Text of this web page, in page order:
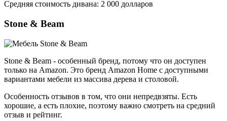
Средняя стоимость дивана: 2 000 долларов
Stone & Beam
Stone & Beam - особенный бренд, потому что он доступен
только на Amazon. Это бренд Amazon Home с доступными
вариантами мебели из массива дерева и столовой.
Особенность отзывов в том, что они непредвзяты. Есть
хорошие, а есть плохие, поэтому важно смотреть на средний
отзыв и рейтинг.